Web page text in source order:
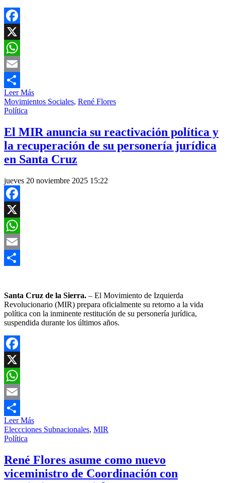
Facebook
X
WhatsApp
Email
Compartir
Leer Más
Movimientos Sociales, René Flores
Política
El MIR anuncia su reactivación política y
la recuperación de su personería jurídica
en Santa Cruz
jueves 20 noviembre 2025 15:22
Facebook
X
WhatsApp
Email
Santa Cruz de la Sierra. – El Movimiento de Izquierda
Revolucionario (MIR) prepara oficialmente su retorno a la vida
política con la inminente restitución de su personería jurídica,
suspendida durante los últimos años.
Facebook
X
WhatsApp
Email
Compartir
Leer Más
Eleccciones Subnacionales, MIR
Política
René Flores asume como nuevo
viceministro de Coordinación con